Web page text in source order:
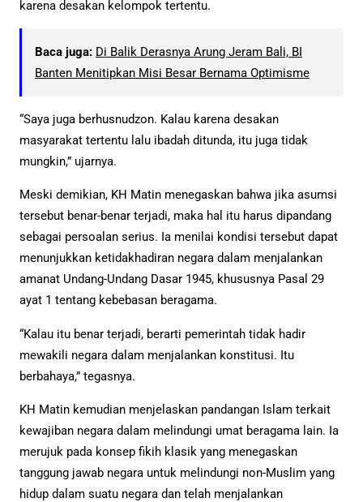
karena desakan kelompok tertentu.
Baca juga: Di Balik Derasnya Arung Jeram Bali, BI
Banten Menitipkan Misi Besar Bernama Optimisme
“Saya juga berhusnudzon. Kalau karena desakan
masyarakat tertentu lalu ibadah ditunda, itu juga tidak
mungkin,” ujarnya.
Meski demikian, KH Matin menegaskan bahwa jika asumsi
tersebut benar-benar terjadi, maka hal itu harus dipandang
sebagai persoalan serius. Ia menilai kondisi tersebut dapat
menunjukkan ketidakhadiran negara dalam menjalankan
amanat Undang-Undang Dasar 1945, khususnya Pasal 29
ayat 1 tentang kebebasan beragama.
“Kalau itu benar terjadi, berarti pemerintah tidak hadir
mewakili negara dalam menjalankan konstitusi. Itu
berbahaya,” tegasnya.
KH Matin kemudian menjelaskan pandangan Islam terkait
kewajiban negara dalam melindungi umat beragama lain. Ia
merujuk pada konsep fikih klasik yang menegaskan
tanggung jawab negara untuk melindungi non-Muslim yang
hidup dalam suatu negara dan telah menjalankan